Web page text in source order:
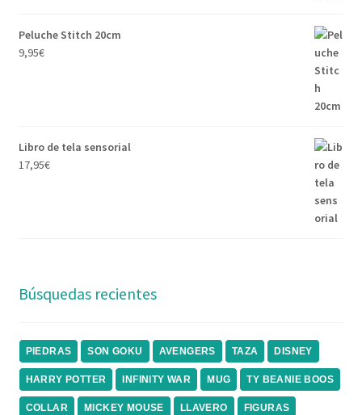
Peluche Stitch 20cm
9,95€
Libro de tela sensorial
17,95€
Búsquedas recientes
PIEDRAS SON GOKU AVENGERS TAZA DISNEY
HARRY POTTER INFINITY WAR MUG TY BEANIE BOOS
COLLAR MICKEY MOUSE LLAVERO FIGURAS